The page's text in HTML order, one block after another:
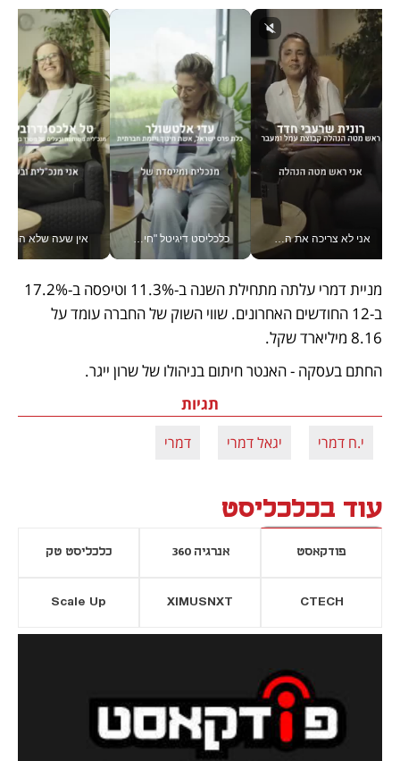
אני לא צריכה את המשרד: רונית שרעבי-חדד מנהלת ארגון של 30000 עובדים מכל מקום_v כלכליסט דיגיטל "חינוך הוא המשימה של החיים שלי"_v
8.16 מיליארד שקל.
החתם בעסקה - האנטר חיתום בניהולו של שרון ייגר.
תגיות
י.ח דמרי יגאל דמרי דמרי
עוד בכלכליסט
פודקאסט אנרגיה 360 כלכליסט טק
CTECH
XIMUSNXT
Scale Up
נפתח בכרטיסייה חדשה חדשה